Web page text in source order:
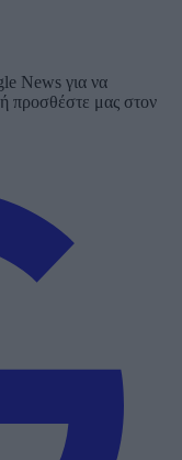
News για να
προσθέστε μας στον